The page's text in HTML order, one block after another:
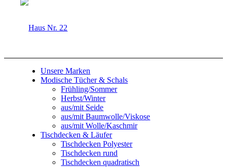
Unsere Marken
Modische Tücher & Schals
Frühling/Sommer
Herbst/Winter
aus/mit Seide
aus/mit Baumwolle/Viskose
aus/mit Wolle/Kaschmir
Tischdecken & Läufer
Tischdecken Polyester
Tischdecken rund
Tischdecken quadratisch